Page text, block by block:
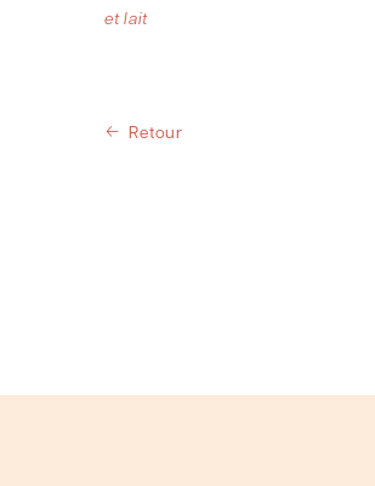
et lait
Retour